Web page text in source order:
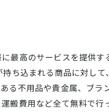
最高のサービスを提供
ち込まれる商品に対し
る不用品や貴金属、ブ
搬費用など全て無料で